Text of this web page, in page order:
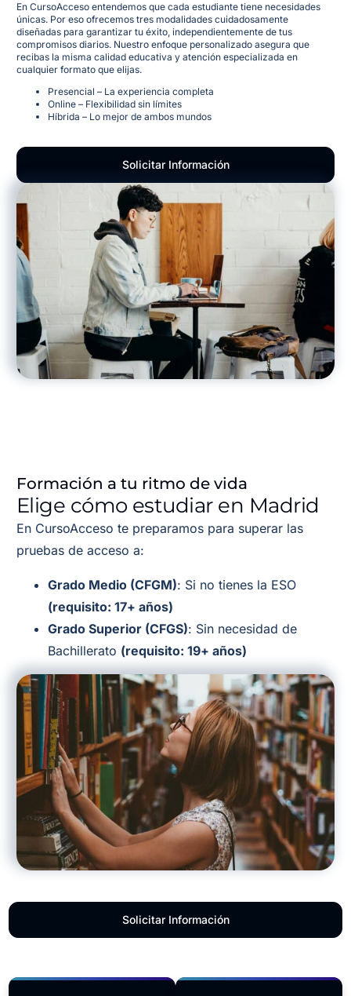
En CursoAcceso entendemos que cada estudiante tiene necesidades
únicas. Por eso ofrecemos tres modalidades cuidadosamente
diseñadas para garantizar tu éxito, independientemente de tus
compromisos diarios. Nuestro enfoque personalizado asegura que
recibas la misma calidad educativa y atención especializada en
cualquier formato que elijas.
Presencial – La experiencia completa
Online – Flexibilidad sin límites
Híbrida – Lo mejor de ambos mundos
Solicitar Información
Formación a tu ritmo de vida
Elige cómo estudiar en Madrid
En CursoAcceso te preparamos para superar las
pruebas de acceso a:
Grado Medio (CFGM): Si no tienes la ESO
(requisito: 17+ años)
Grado Superior (CFGS): Sin necesidad de
Bachillerato (requisito: 19+ años)
Solicitar Información